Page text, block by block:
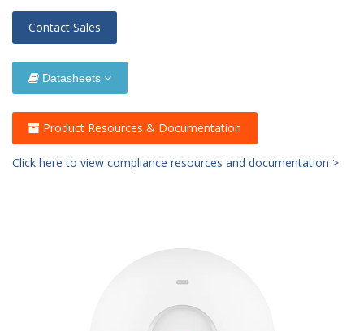
Contact Sales
Datasheets
Product Resources & Documentation
Click here to view compliance resources and documentation >